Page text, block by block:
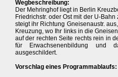
Wegbeschreibung:
Der Mehringhof liegt in Berlin
Friedrichstr. oder Ost mit der U-
steigt ihr Richtung Gneisenaustr.
Kreuzung, wo Ihr links in die
auf der rechten Seite rechts rein in
für Erwachsenenbildung und
ausgeschildert.
Vorschlag eines Programmablaufs: